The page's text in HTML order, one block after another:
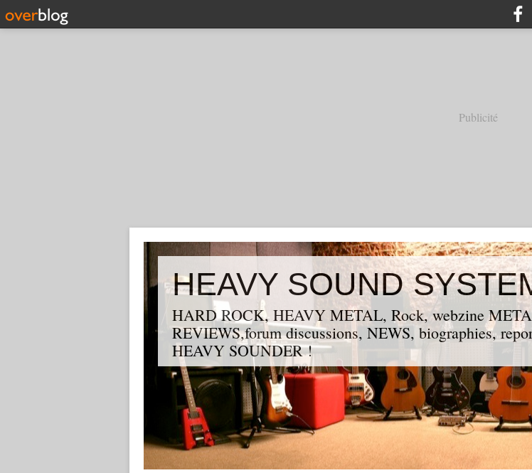
Publicité
HEAVY SOUND
HARD ROCK, HEAVY METAL, Rock, webzine
REVIEWS,forum discussions, NEWS, biographies,
HEAVY SOUNDER !